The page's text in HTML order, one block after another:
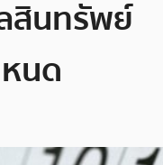
สินทรัพย์
นด